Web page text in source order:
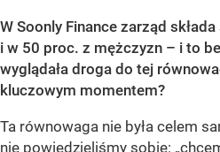
W Soonly Finance zarząd
i w 50 proc. z mężczyzn – i to
wyglądała droga do tej
kluczowym momentem?
Ta równowaga nie była celem
nie powiedzieliśmy sobie: